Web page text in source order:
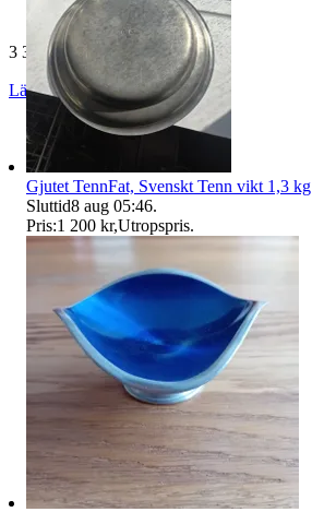
3 323 omdömen
Läs omdömen Följ
Gjutet TennFat, Svenskt Tenn vikt 1,3 kg
Sluttid8 aug 05:46.
Pris:1 200 kr,Utropspris.